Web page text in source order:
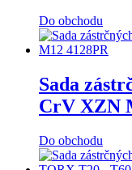
Do obchodu
Sada
CrV XZN
Do obchodu